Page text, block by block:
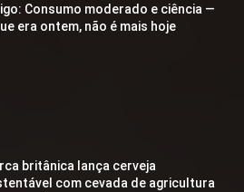
Consumo moderado e ciência —
era ontem, não é mais hoje
britânica lança cerveja
com cevada de agricultura